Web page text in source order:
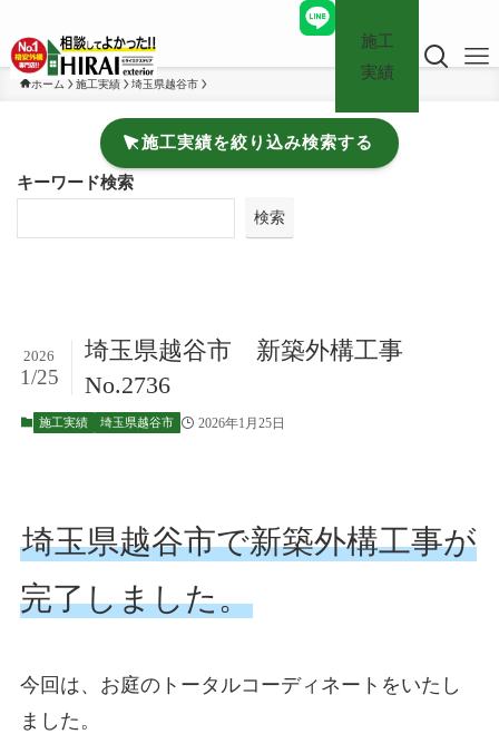
施工
実績
ホーム 施工実績 埼玉県越谷市
施工実績を絞り込み検索する
キーワード検索
検索
埼玉県越谷市 新築外構工事
No.2736
2026
1/25
施工実績 埼玉県越谷市 2026年1月25日
埼玉県越谷市で新築外構工事が
完了しました。
今回は、お庭のトータルコーディネートをいたし
ました。